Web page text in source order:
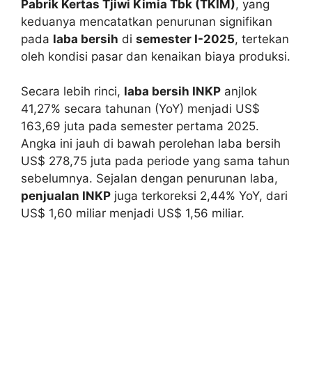
Pabrik Kertas Tjiwi Kimia Tbk (TKIM), yang
keduanya mencatatkan penurunan signifikan
pada laba bersih di semester I-2025, tertekan
oleh kondisi pasar dan kenaikan biaya produksi.
Secara lebih rinci, laba bersih INKP anjlok
41,27% secara tahunan (YoY) menjadi US$
163,69 juta pada semester pertama 2025.
Angka ini jauh di bawah perolehan laba bersih
US$ 278,75 juta pada periode yang sama tahun
sebelumnya. Sejalan dengan penurunan laba,
penjualan INKP juga terkoreksi 2,44% YoY, dari
US$ 1,60 miliar menjadi US$ 1,56 miliar.